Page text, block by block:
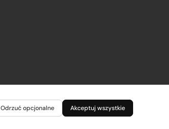
Odrzuć opcjonalne Akceptuj wszystkie